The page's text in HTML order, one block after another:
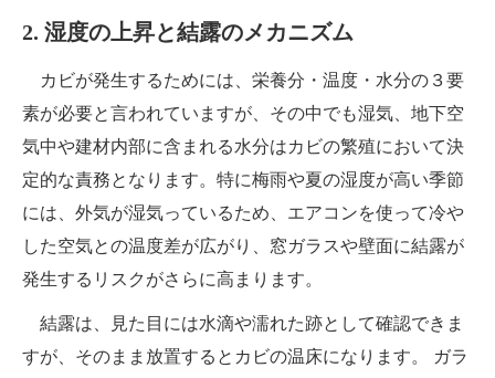
2. 湿度の上昇と結露のメカニズム
カビが発生するためには、栄養分・温度・水分の３要
素が必要と言われていますが、その中でも湿気、地下空
気中や建材内部に含まれる水分はカビの繁殖において決
定的な責務となります。特に梅雨や夏の湿度が高い季節
には、外気が湿気っているため、エアコンを使って冷や
した空気との温度差が広がり、窓ガラスや壁面に結露が
発生するリスクがさらに高まります。
結露は、見た目には水滴や濡れた跡として確認できま
すが、そのまま放置するとカビの温床になります。 ガラ